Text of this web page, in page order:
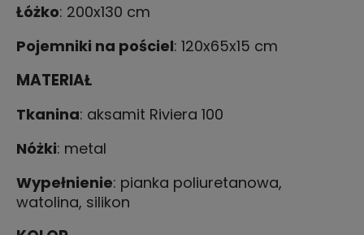
Łóżko: 200x130 cm
Pojemniki na pościel: 120x65x15 cm
MATERIAŁ
Tkanina: aksamit Riviera 100
Nóżki: metal
Wypełnienie: pianka poliuretanowa,
watolina, silikon